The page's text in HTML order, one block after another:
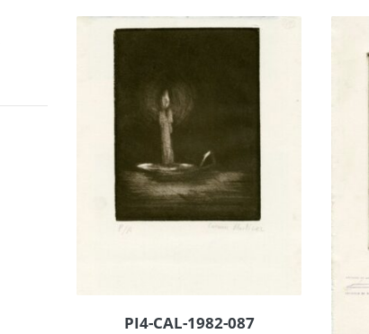
PI4-CAL-1982-087